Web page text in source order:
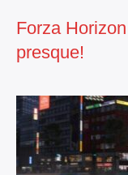
Forza
presque!